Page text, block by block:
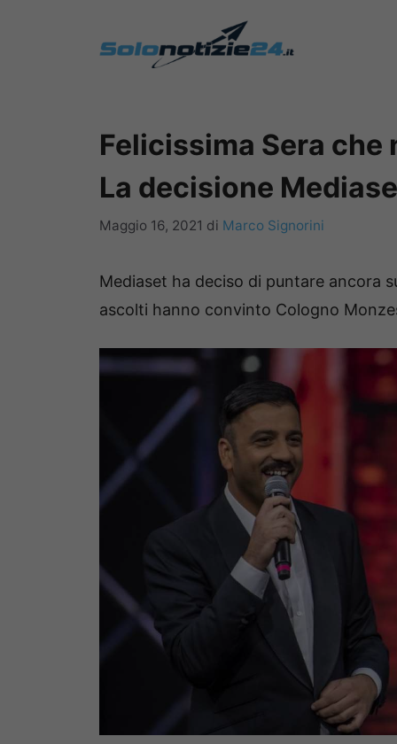
Felicissima Sera che
La decisione
Maggio 16, 2021 di Marco Signorini
Mediaset ha deciso di puntare ancora
ascolti hanno convinto Cologno